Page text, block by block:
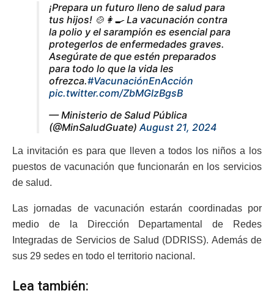
¡Prepara un futuro lleno de salud para
tus hijos! 🍲👩‍🍳 La vacunación contra
la polio y el sarampión es esencial para
protegerlos de enfermedades graves.
Asegúrate de que estén preparados
para todo lo que la vida les
ofrezca.#VacunaciónEnAcción
pic.twitter.com/ZbMGlzBgsB
— Ministerio de Salud Pública
(@MinSaludGuate) August 21, 2024
La invitación es para que lleven a todos los niños a los
puestos de vacunación que funcionarán en los servicios
de salud.
Las jornadas de vacunación estarán coordinadas por
medio de la Dirección Departamental de Redes
Integradas de Servicios de Salud (DDRISS). Además de
sus 29 sedes en todo el territorio nacional.
Lea también: